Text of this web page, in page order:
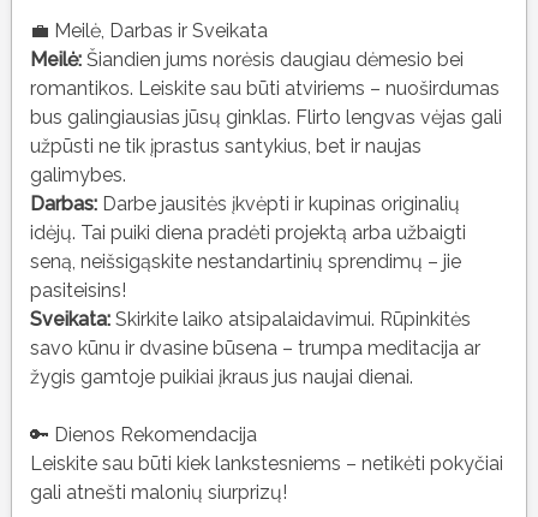
💼 Meilė, Darbas ir Sveikata
Meilė:Šiandien jums norėsis daugiau dėmesio bei
romantikos. Leiskite sau būti atviriems – nuoširdumas
bus galingiausias jūsų ginklas. Flirto lengvas vėjas gali
užpūsti ne tik įprastus santykius, bet ir naujas
galimybes.
Darbas:Darbe jausitės įkvėpti ir kupinas originalių
idėjų. Tai puiki diena pradėti projektą arba užbaigti
seną, neišsigąskite nestandartinių sprendimų – jie
pasiteisins!
Sveikata:Skirkite laiko atsipalaidavimui. Rūpinkitės
savo kūnu ir dvasine būsena – trumpa meditacija ar
žygis gamtoje puikiai įkraus jus naujai dienai.
🔑 Dienos Rekomendacija
Leiskite sau būti kiek lankstesniems – netikėti pokyčiai
gali atnešti malonių siurprizų!